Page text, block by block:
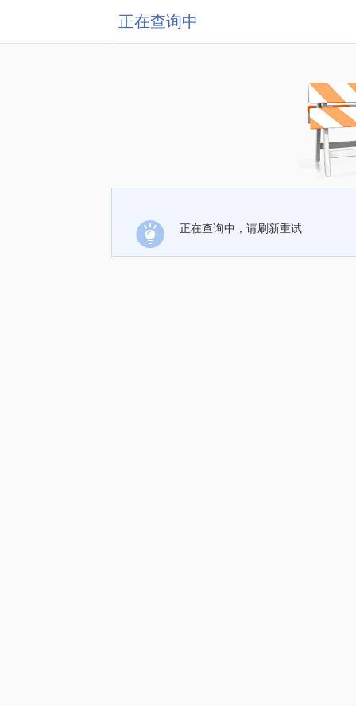
正在查询中
正在查询中，请刷新重试